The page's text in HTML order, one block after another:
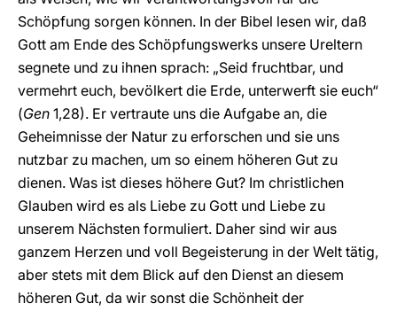
Schöpfung sorgen können. In der Bibel lesen wir, daß
Gott am Ende des Schöpfungswerks unsere Ureltern
segnete und zu ihnen sprach: „Seid fruchtbar, und
vermehrt euch, bevölkert die Erde, unterwerft sie euch“
(Gen 1,28). Er vertraute uns die Aufgabe an, die
Geheimnisse der Natur zu erforschen und sie uns
nutzbar zu machen, um so einem höheren Gut zu
dienen. Was ist dieses höhere Gut? Im christlichen
Glauben wird es als Liebe zu Gott und Liebe zu
unserem Nächsten formuliert. Daher sind wir aus
ganzem Herzen und voll Begeisterung in der Welt tätig,
aber stets mit dem Blick auf den Dienst an diesem
höheren Gut, da wir sonst die Schönheit der